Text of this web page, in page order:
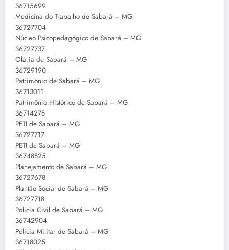
36715699
Medicina do Trabalho de Sabará – MG
36727704
Núcleo Psicopedagógico de Sabará – MG
36727737
Olaria de Sabará – MG
36729190
Patrimônio de Sabará – MG
36713011
Patrimônio Histórico de Sabará – MG
36714278
PETI de Sabará – MG
36727717
PETI de Sabará – MG
36748825
Planejamento de Sabará – MG
36727678
Plantão Social de Sabará – MG
36727718
Policia Civil de Sabará – MG
36742904
Policia Militar de Sabará – MG
36718025